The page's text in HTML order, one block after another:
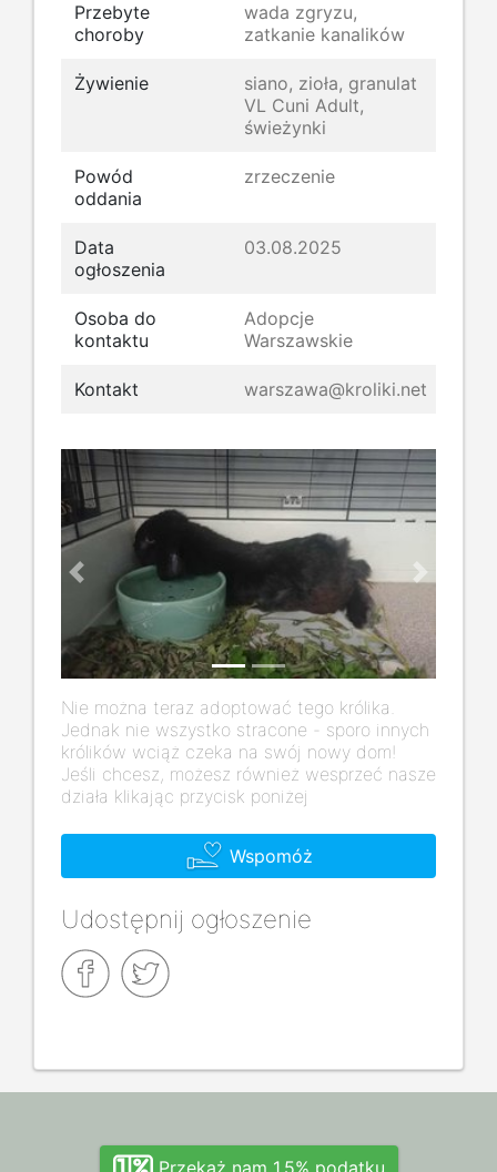
Przebyte
choroby
wada zgryzu,
zatkanie kanalików
Żywienie
siano, zioła, granulat
VL Cuni Adult,
świeżynki
Powód
oddania
zrzeczenie
Data
ogłoszenia
03.08.2025
Osoba do
kontaktu
Adopcje
Warszawskie
Kontakt warszawa@kroliki.net
Previous Next
Nie można teraz adoptować tego królika.
Jednak nie wszystko stracone - sporo innych
królików wciąż czeka na swój nowy dom!
Jeśli chcesz, możesz również wesprzeć nasze
działa klikając przycisk poniżej
Wspomóż
Udostępnij ogłoszenie